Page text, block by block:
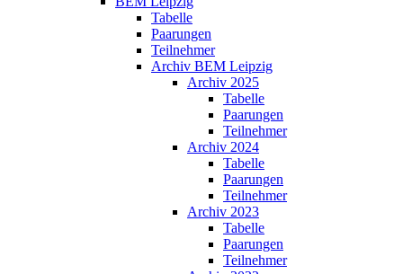
Tabelle
Paarungen
Teilnehmer
Archiv BEM Leipzig
Archiv 2025
Tabelle
Paarungen
Teilnehmer
Archiv 2024
Tabelle
Paarungen
Teilnehmer
Archiv 2023
Tabelle
Paarungen
Teilnehmer